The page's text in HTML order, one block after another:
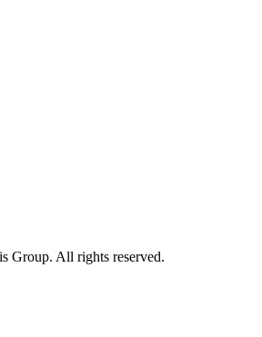
Group. All rights reserved.